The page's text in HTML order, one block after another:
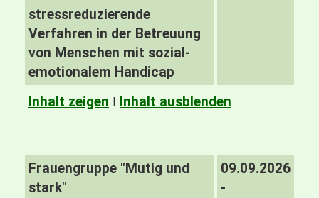
stressreduzierende
Verfahren in der Betreuung
von Menschen mit sozial-
emotionalem Handicap
Inhalt zeigen I Inhalt ausblenden
Frauengruppe "Mutig und
stark"
09.09.2026
-